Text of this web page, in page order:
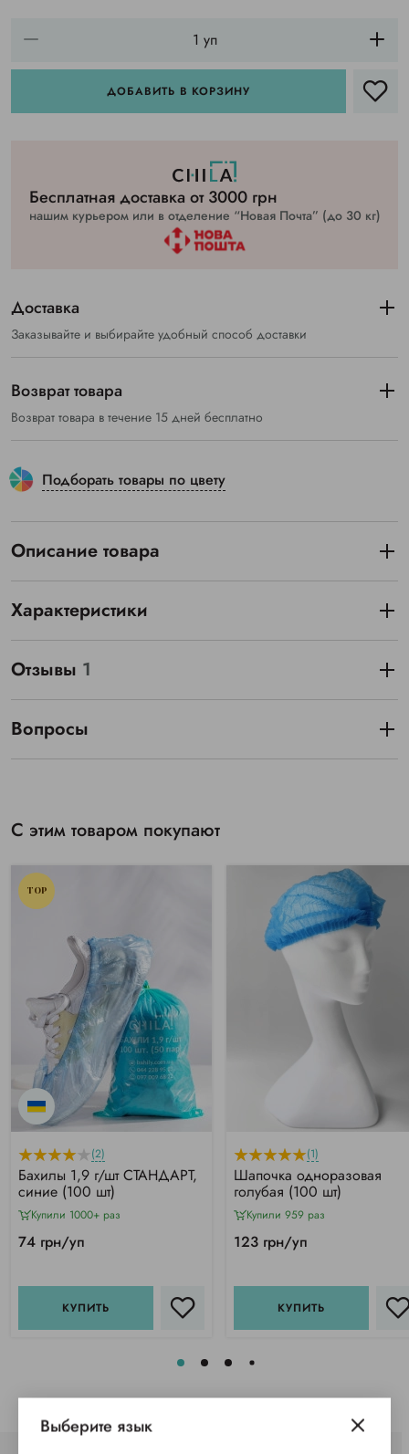
ДОБАВИТЬ В КОРЗИНУ
Бесплатная доставка от 3000 грн
нашим курьером или в отделение “Новая Почта” (до 30 кг)
Доставка
Заказывайте и выбирайте удобный способ доставки
Возврат товара
Возврат товара в течение 15 дней бесплатно
Подборать товары по цвету
Описание товара
Характеристики
Отзывы 1
Вопросы
С этим товаром покупают
TOP
(2)
Бахилы 1,9 г/шт СТАНДАРТ,
синие (100 шт)
Купили 1000+ раз
74 грн/уп
КУПИТЬ
(1)
Шапочка одноразовая
голубая (100 шт)
Купили 959 раз
123 грн/уп
КУПИТЬ
Выберите язык